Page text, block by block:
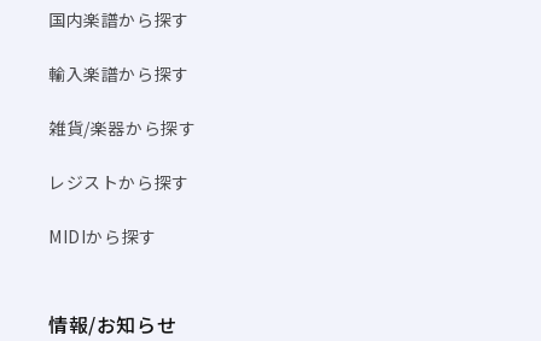
国内楽譜から探す
輸入楽譜から探す
雑貨/楽器から探す
レジストから探す
MIDIから探す
情報/お知らせ